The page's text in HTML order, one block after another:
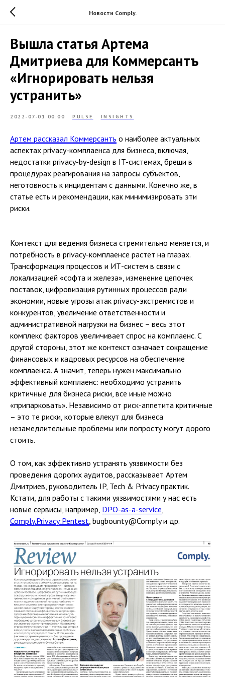
Новости Comply.
Вышла статья Артема
Дмитриева для Коммерсантъ
«Игнорировать нельзя
устранить»
2022-07-01 00:00 PULSE INSIGHTS
Артем рассказал Коммерсантъ о наиболее актуальных
аспектах privacy-комплаенса для бизнеса, включая,
недостатки privacy-by-design в IT-системах, бреши в
процедурах реагирования на запросы субъектов,
неготовность к инцидентам с данными. Конечно же, в
статье есть и рекомендации, как минимизировать эти
риски.
Контекст для ведения бизнеса стремительно меняется, и
потребность в privacy-комплаенсе растет на глазах.
Трансформация процессов и ИТ-систем в связи с
локализацией «софта и железа», изменение цепочек
поставок, цифровизация рутинных процессов ради
экономии, новые угрозы атак privacy-экстремистов и
конкурентов, увеличение ответственности и
административной нагрузки на бизнес – весь этот
комплекс факторов увеличивает спрос на комплаенс. С
другой стороны, этот же контекст означает сокращение
финансовых и кадровых ресурсов на обеспечение
комплаенса. А значит, теперь нужен максимально
эффективный комплаенс: необходимо устранить
критичные для бизнеса риски, все иные можно
«припарковать». Независимо от риск-аппетита критичные
– это те риски, которые влекут для бизнеса
незамедлительные проблемы или попросту могут дорого
стоить.
О том, как эффективно устранять уязвимости без
проведения дорогих аудитов, рассказывает Артем
Дмитриев, руководитель IP, Tech & Privacy практик.
Кстати, для работы с такими уязвимостями у нас есть
новые сервисы, например, DPO-as-a-service,
Comply.Privacy:Pentest, bugbounty@Comply и др.